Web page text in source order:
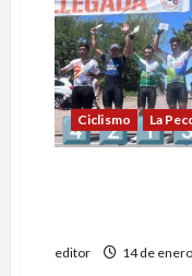
bike
y
una
intensa
Ciclismo La
editor 14 de